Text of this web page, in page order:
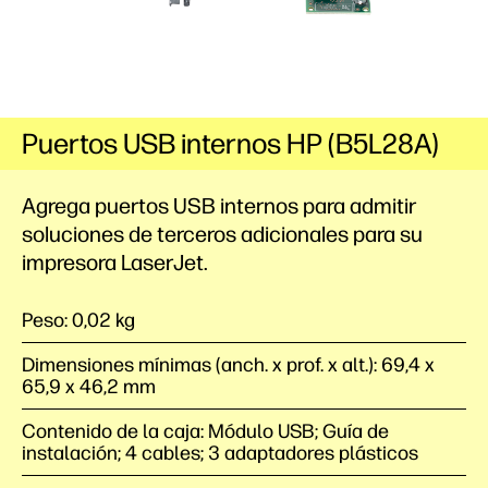
Agrega puertos USB internos para admitir
soluciones de terceros adicionales para su
impresora LaserJet.
Peso: 0,02 kg
Dimensiones mínimas (anch. x prof. x alt.): 69,4 x
65,9 x 46,2 mm
Contenido de la caja: Módulo USB; Guía de
instalación; 4 cables; 3 adaptadores plásticos
Puertos USB internos HP (B5L28A)